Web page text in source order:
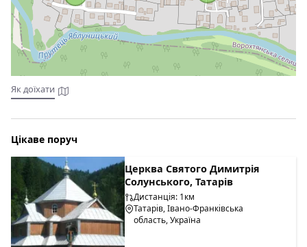
Котедж "У Бажанів" має в своєму розпорядженні повністю
обладнану кухню, де постояльці можуть самостійно
готувати. На відстані 1 км є кафе, ресторани, колиби.
Як доїхати
Цікаве поруч
Церква Святого Димитрія
Солунського, Татарів
Дистанція: 1км
Татарів, Івано-Франківська
область, Україна